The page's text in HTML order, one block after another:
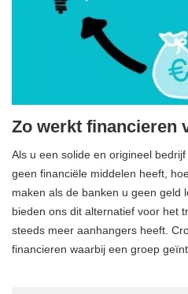
Zo werkt financieren
Als u een solide en origineel
geen financiële middelen heeft,
maken als de banken u geen geld
bieden ons dit alternatief voor het
steeds meer aanhangers heeft.
financieren waarbij een groep